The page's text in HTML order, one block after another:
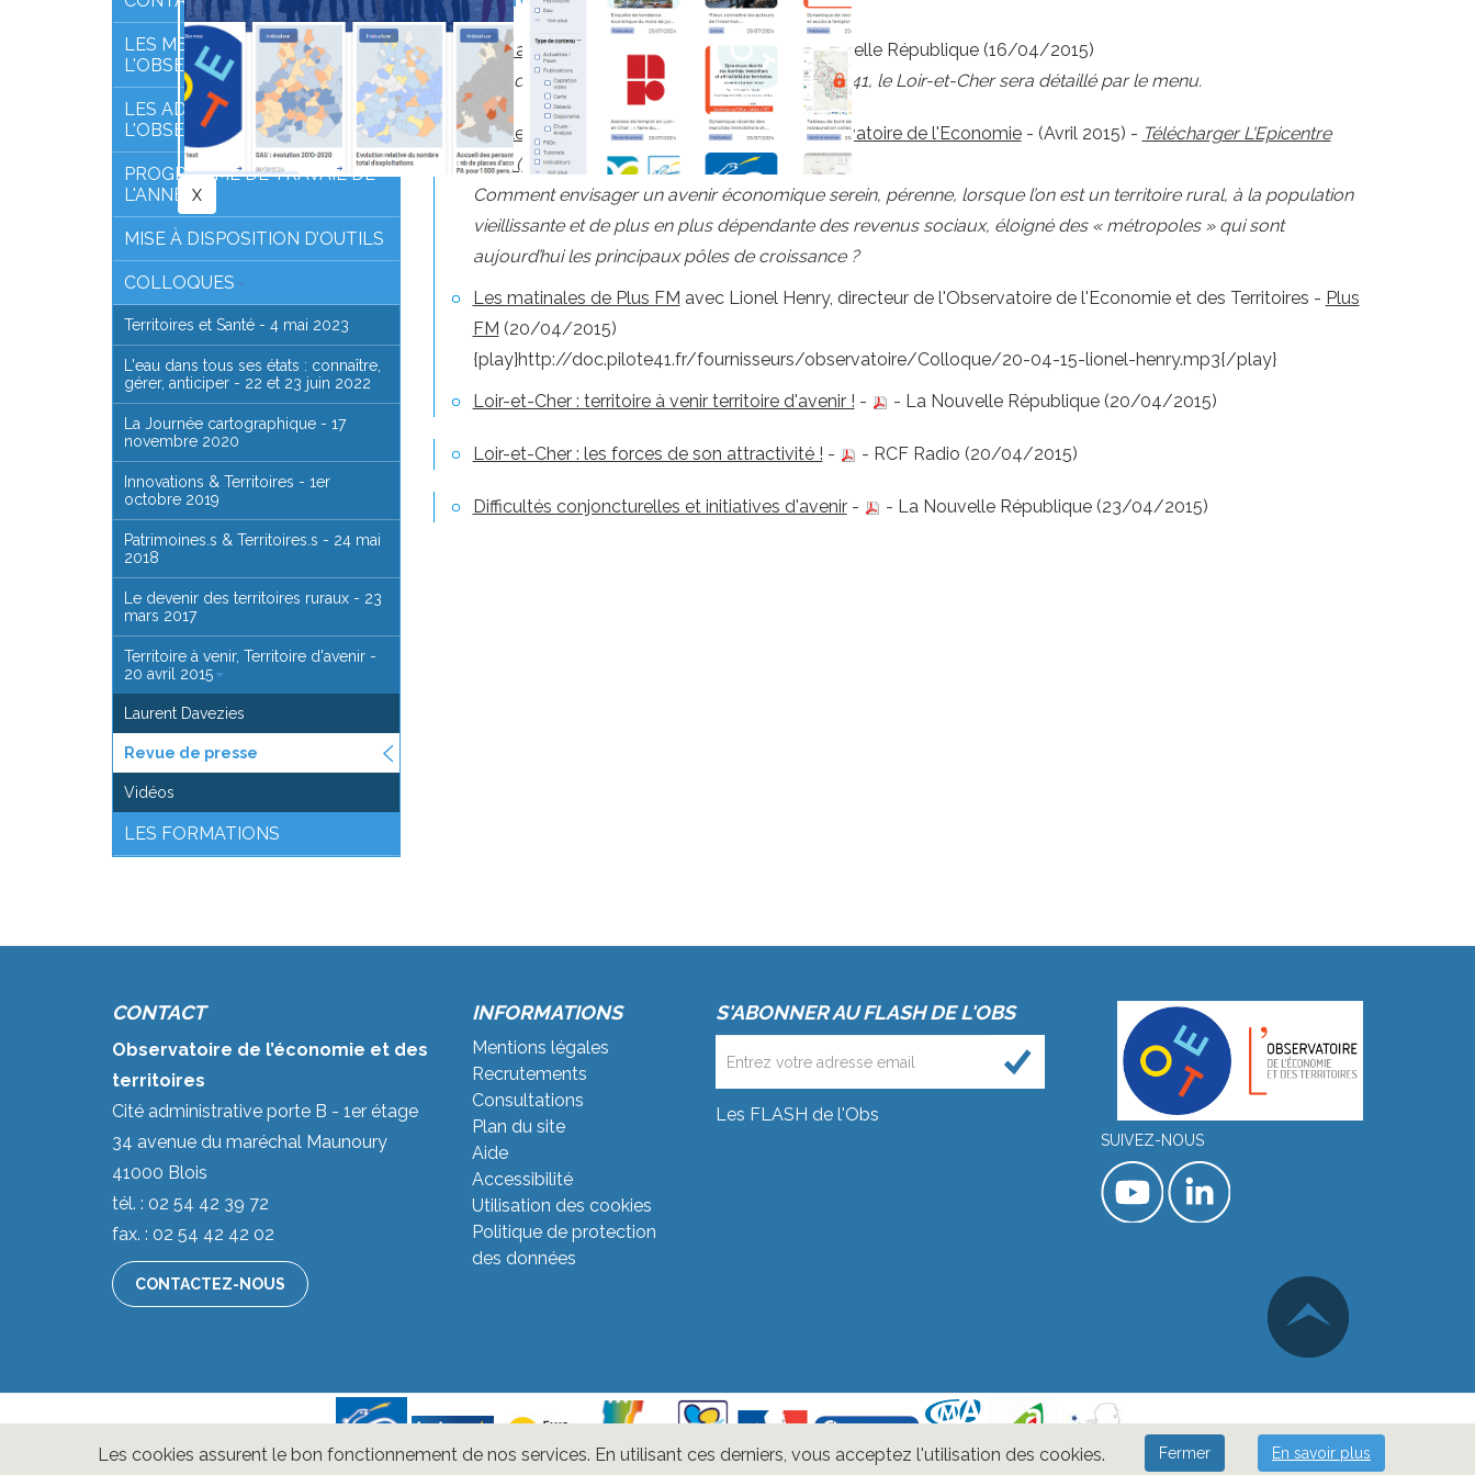
Quel avenir pour nos territoires ?
- La Nouvelle République (16/04/2015)
Lors d’un colloque organisé par l’Observatoire 41, le Loir-et-Cher sera détaillé par le menu.
Article d'Alain QUILLOUT, président de l'Observatoire de l'Economie- (Avril 2015) - Télécharger L'Epicentre
n°121 (7Mo)
Comment envisager un avenir économique serein, pérenne, lorsque l’on est un territoire rural, à la population
vieillissante et de plus en plus dépendante des revenus sociaux, éloigné des « métropoles » qui sont
aujourd’hui les principaux pôles de croissance ?
Les matinales de Plus FM avec Lionel Henry, directeur de l'Observatoire de l'Economie et des Territoires - Plus
FM (20/04/2015)
{play}http://doc.pilote41.fr/fournisseurs/observatoire/Colloque/20-04-15-lionel-henry.mp3{/play}
Loir-et-Cher : territoire à venir territoire d'avenir ! - - La Nouvelle République (20/04/2015)
Loir-et-Cher : les forces de son attractivité ! - - RCF Radio (20/04/2015)
Difficultés conjoncturelles et initiatives d'avenir- - La Nouvelle République (23/04/2015)
LES MEMBRES DE
L'OBSERVATOIRE
LES ADMINISTRATEURS DE
L'OBSERVATOIRE
PROGRAMME DE TRAVAIL DE
L'ANNÉE
MISE À DISPOSITION D’OUTILS
COLLOQUES
Territoires et Santé - 4 mai 2023
L'eau dans tous ses états : connaître,
gérer, anticiper - 22 et 23 juin 2022
La Journée cartographique - 17
novembre 2020
Innovations & Territoires - 1er
octobre 2019
Patrimoines.s & Territoires.s - 24 mai
2018
Le devenir des territoires ruraux - 23
mars 2017
Territoire à venir, Territoire d'avenir -
20 avril 2015
Laurent Davezies
Revue de presse
Vidéos
LES FORMATIONS
CONTACT
Observatoire de l’économie et des
territoires
Cité administrative porte B - 1er étage
34 avenue du maréchal Maunoury
41000 Blois
tél. : 02 54 42 39 72
fax. : 02 54 42 42 02
CONTACTEZ-NOUS
INFORMATIONS
Mentions légales
Recrutements
Consultations
Plan du site
Aide
Accessibilité
Utilisation des cookies
Politique de protection
des données
S'ABONNER AU FLASH DE L'OBS
Les FLASH de l'Obs
SUIVEZ-NOUS
Les cookies assurent le bon fonctionnement de nos services. En utilisant ces derniers, vous acceptez l'utilisation des cookies. Fermer En savoir plus